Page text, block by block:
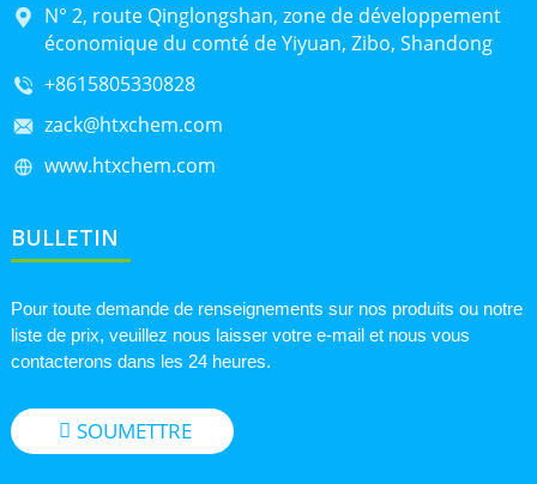
N° 2, route Qinglongshan, zone de développement
économique du comté de Yiyuan, Zibo, Shandong
+8615805330828
zack@htxchem.com
www.htxchem.com
BULLETIN
Pour toute demande de renseignements sur nos produits ou notre
liste de prix, veuillez nous laisser votre e-mail et nous vous
contacterons dans les 24 heures.
SOUMETTRE